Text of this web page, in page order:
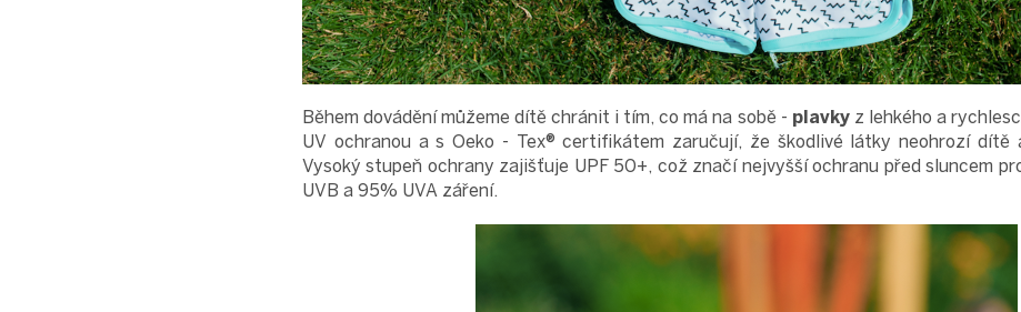
Během dovádění můžeme dítě chránit i tím, co má na sobě - plavky z lehkého a
UV ochranou a s Oeko - Tex® certifikátem zaručují, že škodlivé látky neohrozí dítě
Vysoký stupeň ochrany zajišťuje UPF 50+, což značí nejvyšší ochranu před sluncem
UVB a 95% UVA záření.